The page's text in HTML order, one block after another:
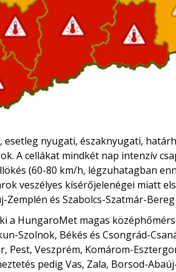
esetleg nyugati, északnyugati,
A cellákat mindkét nap intenzív
(60-80 km/h, légzuhatagban
veszélyes kísérőjelenégei miatt
és Szabolcs-Szatmár-
a HungaroMet magas
Szolnok, Békés és Csongrád-
Pest, Veszprém, Komárom-
pedig Vas, Zala, Borsod-